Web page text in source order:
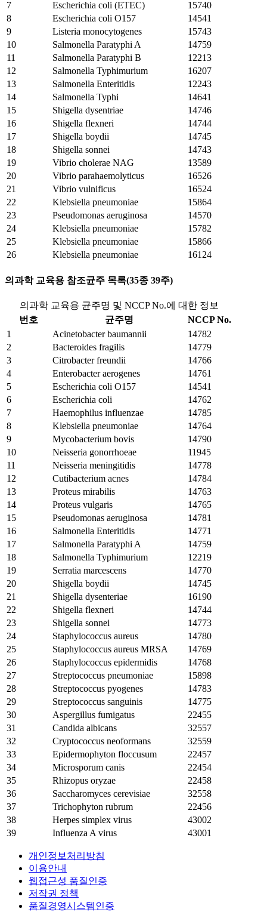
7 Escherichia coli (ETEC)
15740
8
Escherichia coli O157
14541
9
Listeria monocytogenes
15743
10
Salmonella Paratyphi A
14759
11
Salmonella Paratyphi B
12213
12
Salmonella Typhimurium
16207
13
Salmonella Enteritidis
12243
14
Salmonella Typhi
14641
15
Shigella dysentriae
14746
16
Shigella flexneri
14744
17
Shigella boydii
14745
18
Shigella sonnei
14743
19
Vibrio cholerae NAG
13589
20
Vibrio parahaemolyticus
16526
21
Vibrio vulnificus
16524
22
Klebsiella pneumoniae
15864
23
Pseudomonas aeruginosa
14570
24
Klebsiella pneumoniae
15782
25
Klebsiella pneumoniae
15866
26
Klebsiella pneumoniae 16124
의과학 교육용 참조균주 목록(35종 39주)
의과학 교육용 균주명 및 NCCP No.에 대한 정보
번호
균주명
NCCP No.
1
Acinetobacter baumannii
14782
2
Bacteroides fragilis
14779
3
Citrobacter freundii
14766
4
Enterobacter aerogenes
14761
5
Escherichia coli O157
14541
6
Escherichia coli
14762
7
Haemophilus influenzae
14785
8
Klebsiella pneumoniae
14764
9
Mycobacterium bovis
14790
10
Neisseria gonorrhoeae
11945
11
Neisseria meningitidis
14778
12
Cutibacterium acnes
14784
13
Proteus mirabilis
14763
14
Proteus vulgaris
14765
15
Pseudomonas aeruginosa
14781
16
Salmonella Enteritidis
14771
17
Salmonella Paratyphi A
14759
18
Salmonella Typhimurium
12219
19
Serratia marcescens
14770
20
Shigella boydii
14745
21
Shigella dysenteriae
16190
22
Shigella flexneri
14744
23
Shigella sonnei
14773
24
Staphylococcus aureus
14780
25
Staphylococcus aureus MRSA
14769
26
Staphylococcus epidermidis
14768
27
Streptococcus pneumoniae
15898
28
Streptococcus pyogenes
14783
29
Streptococcus sanguinis
14775
30
Aspergillus fumigatus
22455
31
Candida albicans
32557
32
Cryptococcus neoformans
32559
33
Epidermophyton floccusum
22457
34
Microsporum canis
22454
35
Rhizopus oryzae
22458
36
Saccharomyces cerevisiae
32558
37
Trichophyton rubrum
22456
38
Herpes simplex virus
43002
39
Influenza A virus 43001
개인정보처리방침
이용안내
웹접근성 품질인증
저작권 정책
품질경영시스템인증